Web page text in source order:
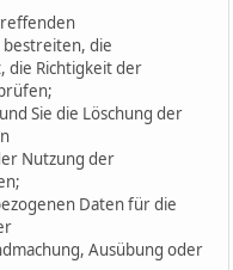
die
die Richtigkeit der
Sie die Löschung der
Nutzung der
Daten für die
Ausübung oder